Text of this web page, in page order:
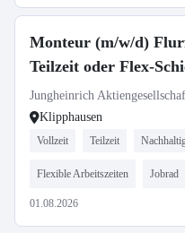
Monteur (m/w/d)
Teilzeit oder Flex-
Jungheinrich
Klipphausen
Vollzeit Teilzeit
Flexible Arbeitszeiten Jobrad
01.08.2026